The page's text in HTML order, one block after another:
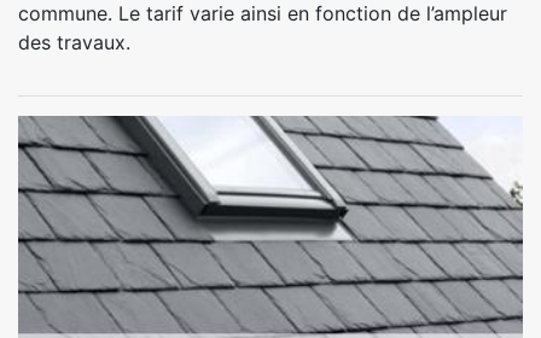
commune. Le tarif varie ainsi en fonction de l’ampleur
des travaux.